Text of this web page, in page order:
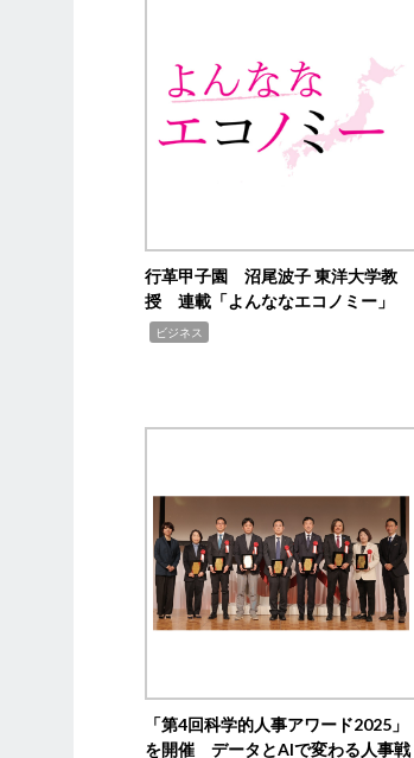
行革甲子園 沼尾波子 東洋大学教
授 連載「よんななエコノミー」
ビジネス
「第4回科学的人事アワード2025」
を開催 データとAIで変わる人事戦